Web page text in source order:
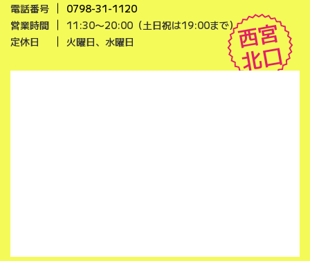
電話番号
0798-31-1120
営業時間
11:30〜20:00（土日祝は19:00まで）
定休日
火曜日、水曜日 西宮
北口